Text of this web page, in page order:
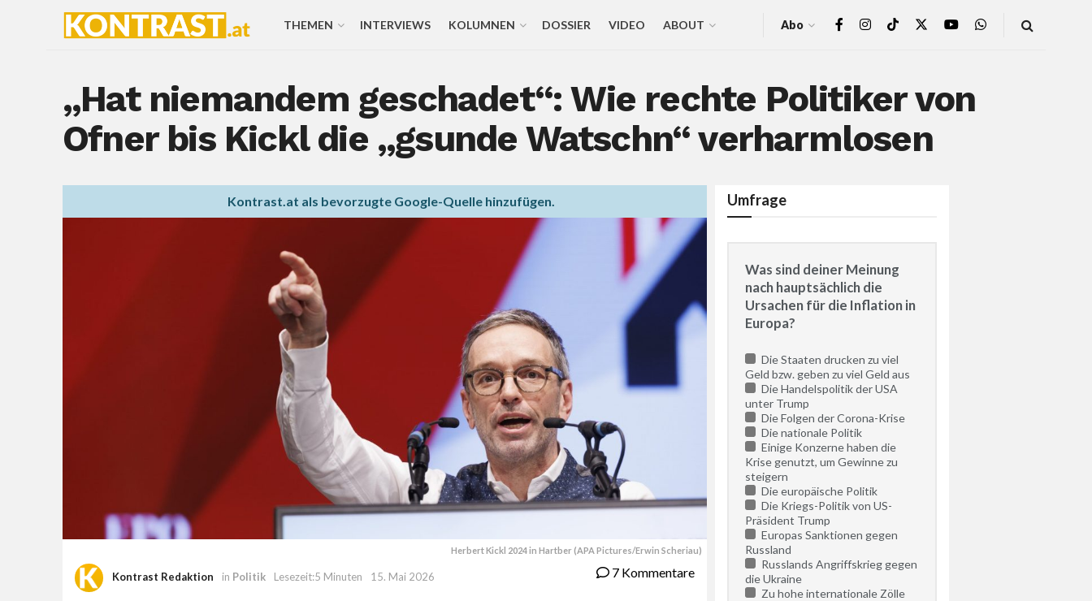
THEMEN INTERVIEWS KOLUMNEN DOSSIER VIDEO ABOUT Abo
„Hat niemandem geschadet“: Wie rechte Politiker von
Ofner bis Kickl die „gsunde Watschn“ verharmlosen
Kontrast.at als bevorzugte Google-Quelle hinzufügen.
Herbert Kickl 2024 in Hartber (APA Pictures/Erwin Scheriau)
Kontrast Redaktion in Politik Lesezeit:5 Minuten 15. Mai 2026 7 Kommentare
Umfrage
Was sind deiner Meinung
nach hauptsächlich die
Ursachen für die Inflation in
Europa?
Die Staaten drucken zu viel
Geld bzw. geben zu viel Geld aus
Die Handelspolitik der USA
unter Trump
Die Folgen der Corona-Krise
Die nationale Politik
Einige Konzerne haben die
Krise genutzt, um Gewinne zu
steigern
Die europäische Politik
Die Kriegs-Politik von US-
Präsident Trump
Europas Sanktionen gegen
Russland
Russlands Angriffskrieg gegen
die Ukraine
Zu hohe internationale Zölle